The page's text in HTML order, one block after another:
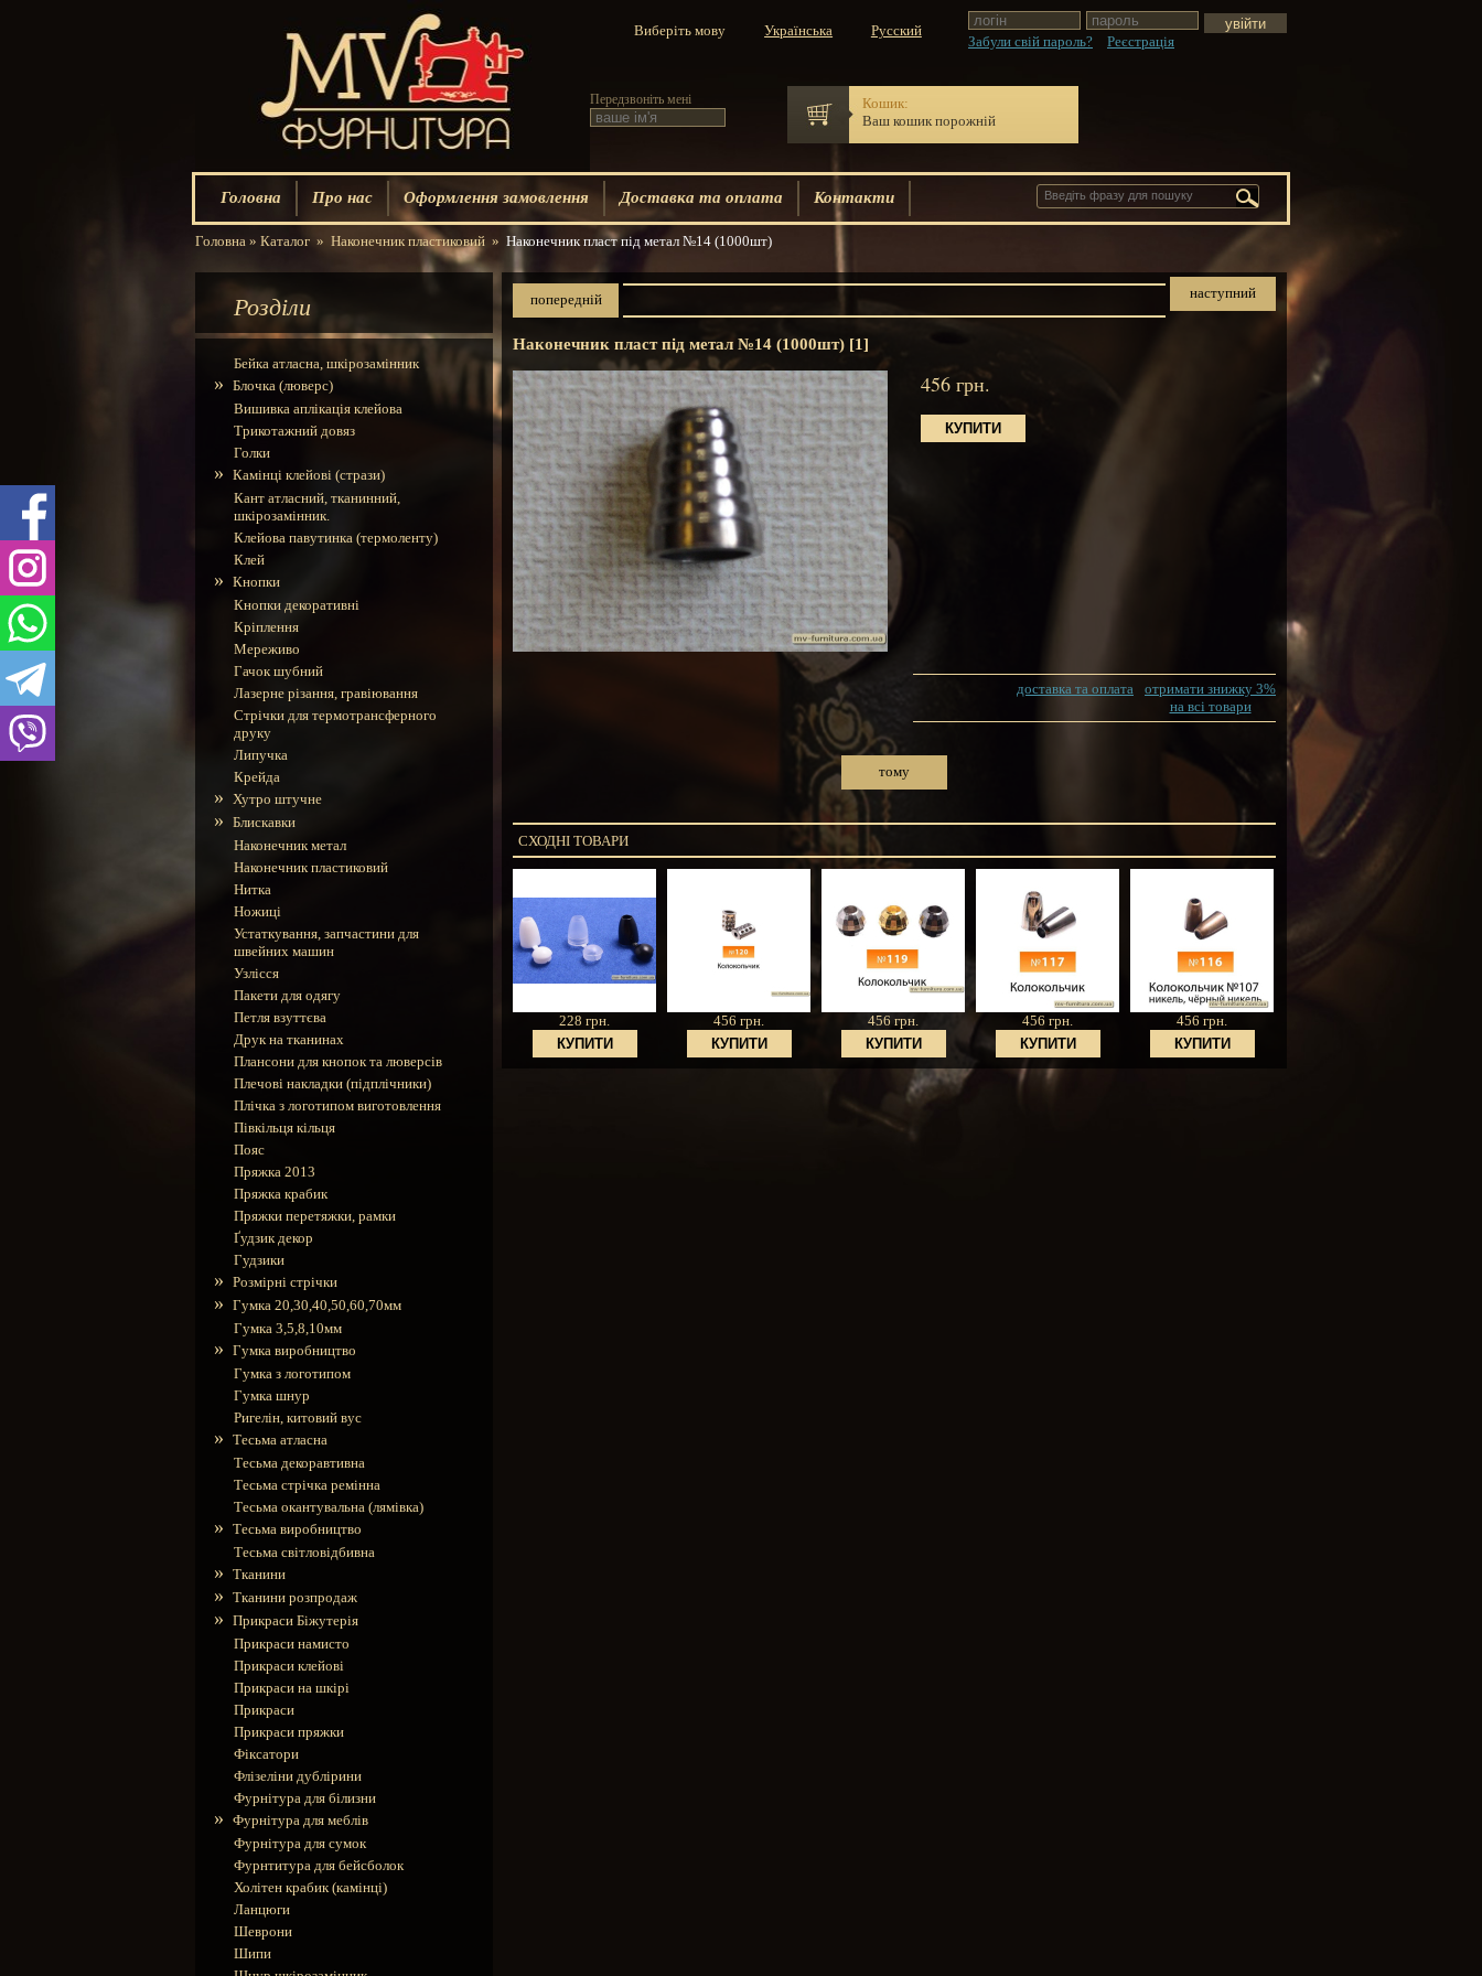
Забули свій пароль? Реєстрація
Виберіть мову
Передзвоніть мені
Кошик:
Ваш кошик порожній
Головна Про нас Оформлення замовлення Доставка та оплата Контакти
Головна » Каталог » Наконечник пластиковий » Наконечник пласт під метал №14 (1000шт)
Розділи попередній наступний
Наконечник пласт під метал №14 (1000шт) [1]
456 грн.
отримати знижку 3%
на всі товари
доставка та оплата
тому
СХОДНІ ТОВАРИ
228 грн. 456 грн. 456 грн. 456 грн. 456 грн.
Бейка атласна, шкірозамінник
» Блочка (люверс)
Вишивка аплікація клейова
Трикотажний довяз
Голки
» Камінці клейові (стрази)
Кант атласний, тканинний,
шкірозамінник.
Клейова павутинка (термоленту)
Клей
» Кнопки
Кнопки декоративні
Кріплення
Мереживо
Гачок шубний
Лазерне різання, гравіювання
Стрічки для термотрансферного
друку
Липучка
Крейда
» Хутро штучне
» Блискавки
Наконечник метал
Наконечник пластиковий
Нитка
Ножиці
Устаткування, запчастини для
швейних машин
Узлісся
Пакети для одягу
Петля взуттєва
Друк на тканинах
Плансони для кнопок та люверсів
Плечові накладки (підплічники)
Плічка з логотипом виготовлення
Півкільця кільця
Пояс
Пряжка 2013
Пряжка крабик
Пряжки перетяжки, рамки
Ґудзик декор
Гудзики
» Розмірні стрічки
» Гумка 20,30,40,50,60,70мм
Гумка 3,5,8,10мм
» Гумка виробництво
Гумка з логотипом
Гумка шнур
Ригелін, китовий вус
» Тесьма атласна
Тесьма декоравтивна
Тесьма стрічка ремінна
Тесьма окантувальна (лямівка)
» Тесьма виробництво
Тесьма світловідбивна
» Тканини
» Тканини розпродаж
» Прикраси Біжутерія
Прикраси намисто
Прикраси клейові
Прикраси на шкірі
Прикраси
Прикраси пряжки
Фіксатори
Флізеліни дублірини
Фурнітура для білизни
» Фурнітура для меблів
Фурнітура для сумок
Фурнтитура для бейсболок
Холітен крабик (камінці)
Ланцюги
Шеврони
Шипи